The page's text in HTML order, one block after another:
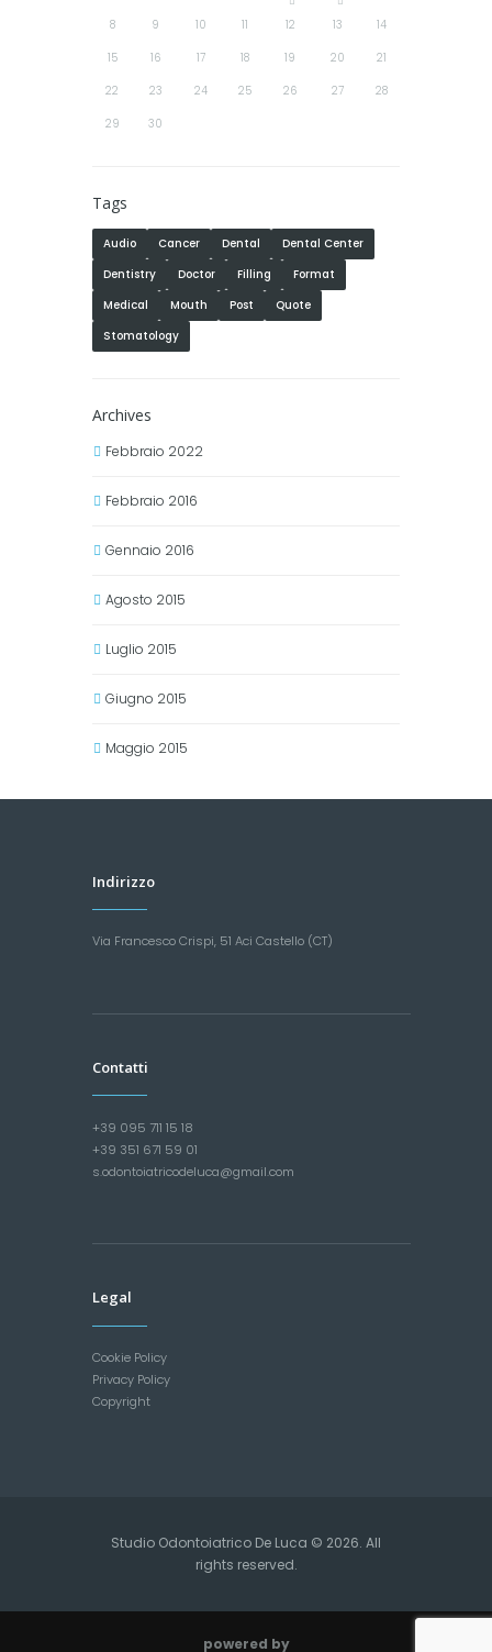
8 9 10 11 12 13 14
15 16 17 18 19 20 21
22 23 24 25 26 27 28
29 30
Tags
Audio Cancer Dental Dental Center
Dentistry Doctor Filling Format
Medical Mouth Post Quote
Stomatology
Archives
Febbraio 2022
Febbraio 2016
Gennaio 2016
Agosto 2015
Luglio 2015
Giugno 2015
Maggio 2015
Indirizzo
Via Francesco Crispi, 51 Aci Castello (CT)
Contatti
+39 095 711 15 18
+39 351 671 59 01
s.odontoiatricodeluca@gmail.com
Legal
Cookie Policy
Privacy Policy
Copyright
Studio Odontoiatrico De Luca © 2026. All
rights reserved.
powered by